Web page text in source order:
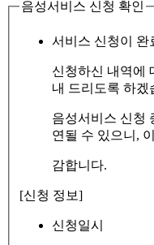
음성서비스 신청 확인
서비스 신청이 완
신청하신 내역에
내 드리도록 하겠
음성서비스 신청
연될 수 있으니,
감합니다.
[신청 정보]
신청일시